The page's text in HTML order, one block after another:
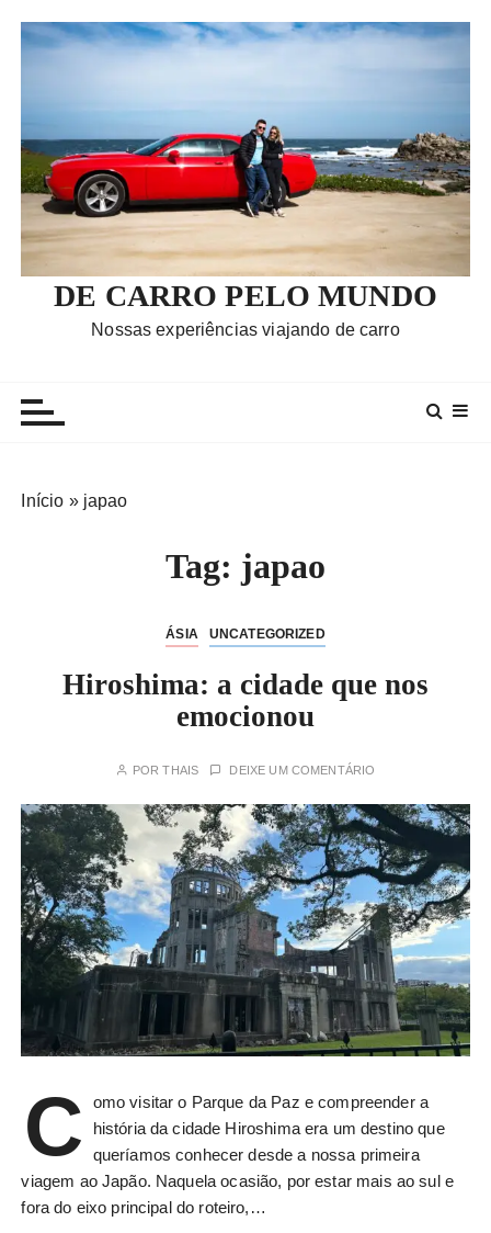
DE CARRO PELO MUNDO
Nossas experiências viajando de carro
Início » japao
Tag: japao
ÁSIA UNCATEGORIZED
Hiroshima: a cidade que nos
emocionou
PORTHAIS DEIXE UM COMENTÁRIO
C
omo visitar o Parque da Paz e compreender a
história da cidade Hiroshima era um destino que
queríamos conhecer desde a nossa primeira
viagem ao Japão. Naquela ocasião, por estar mais ao sul e
fora do eixo principal do roteiro,…